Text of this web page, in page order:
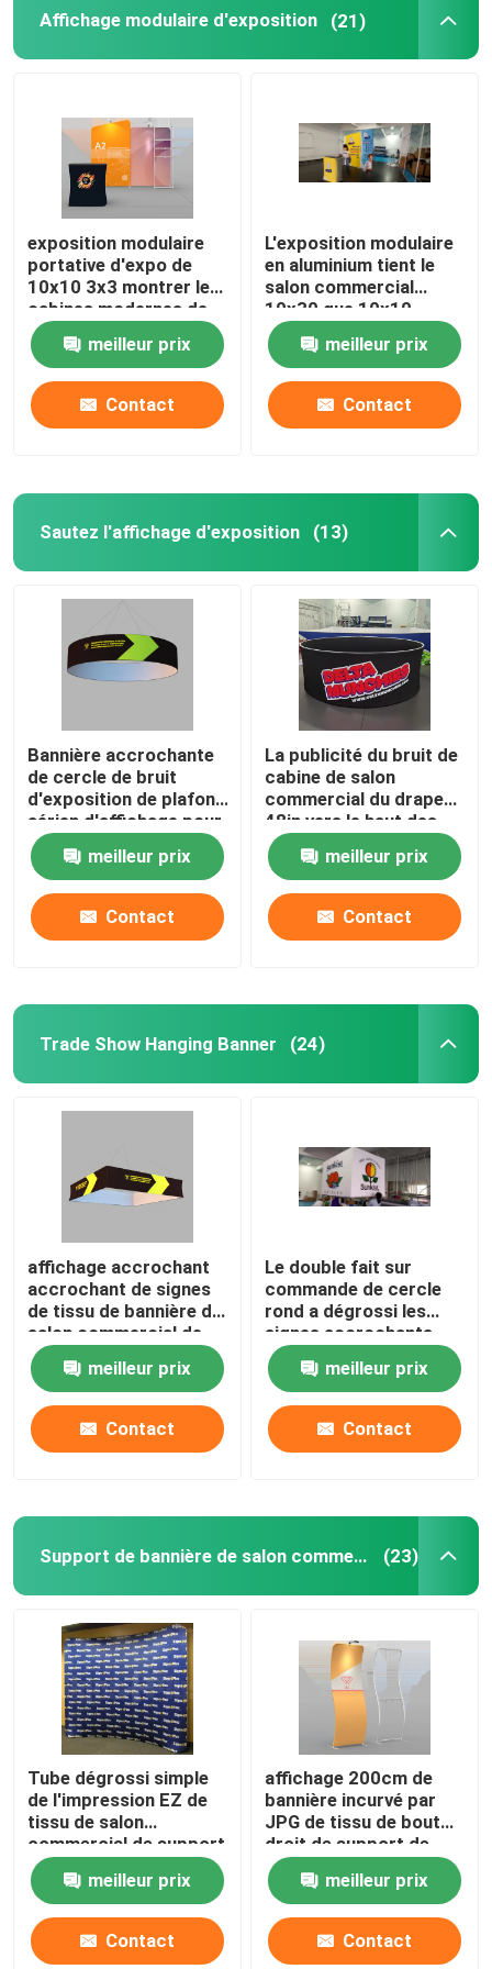
Affichage modulaire d'exposition (21)
exposition modulaire
portative d'expo de
10x10 3x3 montrer les
cabines modernes de
salon commercial
meilleur prix
Contact
L'exposition modulaire
en aluminium tient le
salon commercial
10x30 que 10x10
sautent la cabine
meilleur prix
Contact
Sautez l'affichage d'exposition (13)
Bannière accrochante
de cercle de bruit
d'exposition de plafond
aérien d'affichage pour
la publicité
meilleur prix
Contact
La publicité du bruit de
cabine de salon
commercial du drapeau
48in vers le haut des
bannières de plafond
d'affichagemeilleur prix
Contact
Trade Show Hanging Banner (24)
affichage accrochant
accrochant de signes
de tissu de bannière de
salon commercial de
triangle de place de
240x120x48in
meilleur prix
Contact
Le double fait sur
commande de cercle
rond a dégrossi les
signes accrochants
3.2M Double Printed
120DPImeilleur prix
Contact
Support de bannière de salon commercial (23)
Tube dégrossi simple
de l'impression EZ de
tissu de salon
commercial de support
réutilisable de bannière
double meilleur prix
Contact
affichage 200cm de
bannière incurvé par
JPG de tissu de bout
droit de support de
tissu de tension du
serpent 72dpi
meilleur prix
Contact